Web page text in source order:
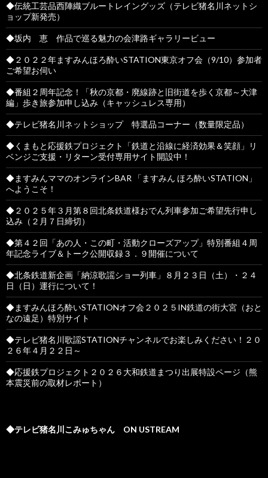
◆伝統工芸品西陣織ブルートレイングッズ（テレビ猪名川ネットシ
ョップ新発売）
◆坂内 恵 作品で巡る魅力の会津路ギャラリービュー
◆２０２２年ますみんほろ酔いSTATION東京オフ会（9/10）参加者
ご希望お伺い
◆番組２周年記念！「秋の京都・廃線跡と旧街道を歩く京都～大津
編」歩き旅参加申し込み（キャッシュレス専用）
◆テレビ猪名川ネットショップ 特選品コーナー（数量限定品）
◆くまもと応援鉄プロジェクト「鉄道と沿線に経済効果＆笑顔」リ
ベンジご支援・リターン受付専用サイト開設中！
◆ますみんママのオンラインBAR 「ますみん ほろ酔いSTATION」
へようこそ！
◆２０２５年３月第８回北条鉄道様おでん列車参加ご希望先行申し
込み（２月７日締切）
◆第４２回「あの人・この町・活動クローズアップ」特別番組４周
年記念ライブ＆トーク公開収録３．９開催について
◆北条鉄道新企画「納涼歌謡ショー列車」８月２３日（土）・２４
日（日）運行について！
◆ますみんほろ酔いSTATIONオフ会２０２５IN鉄道の街大宮（おと
なの遠足）特別サイト
◆テレビ猪名川歌謡STATIONチャンネルでお楽しみください！２０
２６年４月２２日～
◆応援鉄プロジェクト２０２６大和鉄道まつり出展特設ページ（熊
本震災前の取材レポート）
◆テレビ猪名川こみゅちゃん ON USTREAM